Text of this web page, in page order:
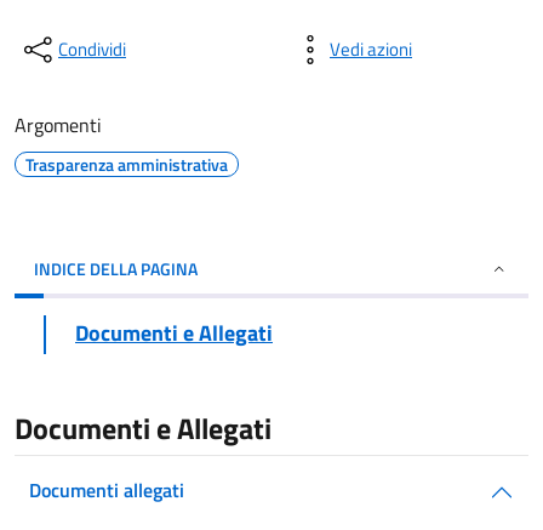
Condividi Vedi azioni
Argomenti
Trasparenza amministrativa
INDICE DELLA PAGINA
Documenti e Allegati
Documenti e Allegati
Documenti allegati